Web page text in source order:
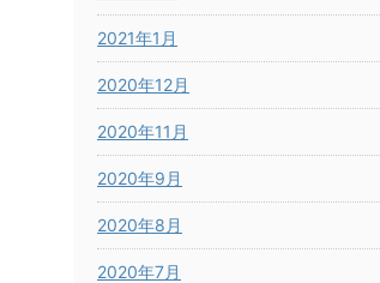
2021年1月
2020年12月
2020年11月
2020年9月
2020年8月
2020年7月